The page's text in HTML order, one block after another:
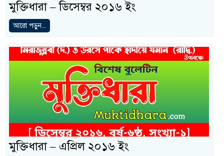
মুক্তিধারা – ডিসেম্বর ২০১৬ ইং
আরো পড়ুন...
মুক্তিধারা – এপ্রিল ২০১৬ ইং